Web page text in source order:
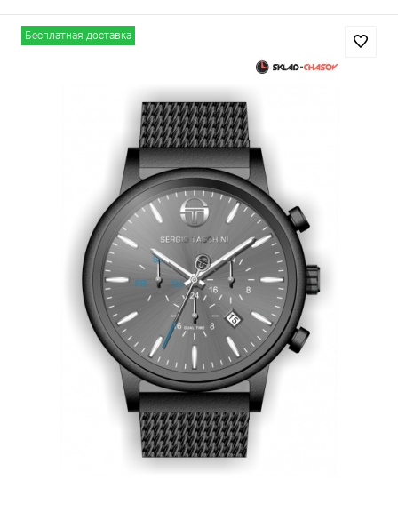
Бесплатная доставка